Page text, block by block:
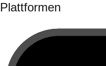
Plattformen